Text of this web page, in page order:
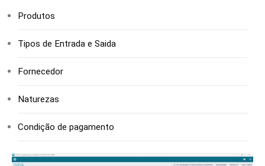
Produtos
Tipos de Entrada e Saida
Fornecedor
Naturezas
Condição de pagamento